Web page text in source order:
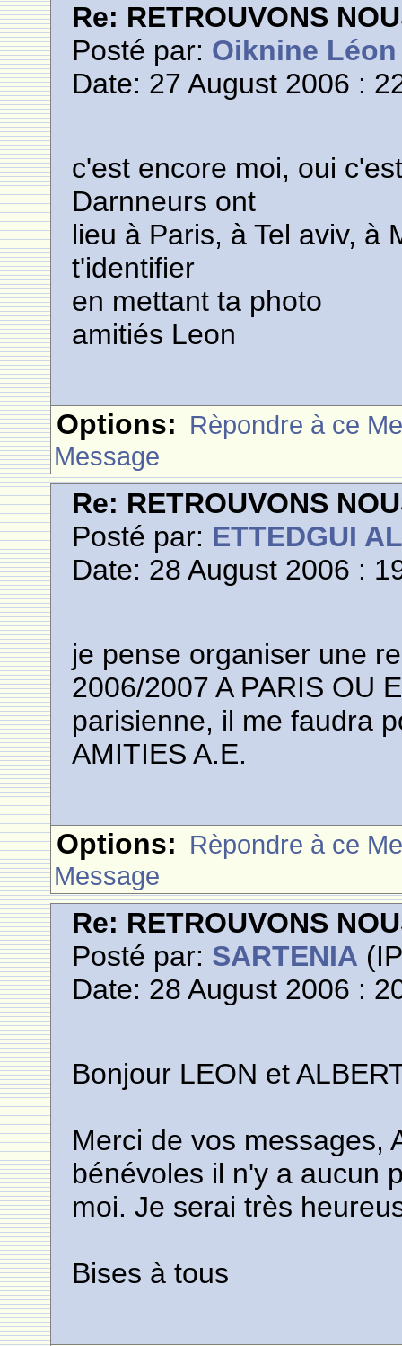
Re: RETROUVONS
Posté par: Oiknine Léon
Date: 27 August 2006 :
c'est encore moi, oui
Darnneurs ont
lieu à Paris, à Tel aviv, à
t'identifier
en mettant ta photo
amitiés Leon
Options: Rèpondre à ce
Message
Re: RETROUVONS
Posté par: ETTEDGUI
Date: 28 August 2006 :
je pense organiser une
2006/2007 A PARIS OU
parisienne, il me faudra
AMITIES A.E.
Options: Rèpondre à ce
Message
Re: RETROUVONS
Posté par: SARTENIA
Date: 28 August 2006 :
Bonjour LEON et
Merci de vos messages,
bénévoles il n'y a aucun
moi. Je serai très
Bises à tous